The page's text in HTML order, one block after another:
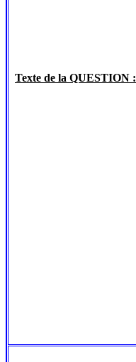
Texte de la QUESTION :